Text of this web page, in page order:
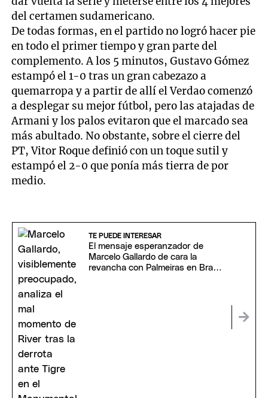
del certamen sudamericano.
De todas formas, en el partido no logró hacer pie
en todo el primer tiempo y gran parte del
complemento. A los 5 minutos, Gustavo Gómez
estampó el 1-0 tras un gran cabezazo a
quemarropa y a partir de allí el Verdao comenzó
a desplegar su mejor fútbol, pero las atajadas de
Armani y los palos evitaron que el marcado sea
más abultado. No obstante, sobre el cierre del
PT, Vitor Roque definió con un toque sutil y
estampó el 2-0 que ponía más tierra de por
medio.
TE PUEDE INTERESAR
El mensaje esperanzador de
Marcelo Gallardo de cara la
revancha con Palmeiras en Brasil: